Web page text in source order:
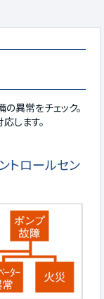
異常をチェック。
します。
トロールセン